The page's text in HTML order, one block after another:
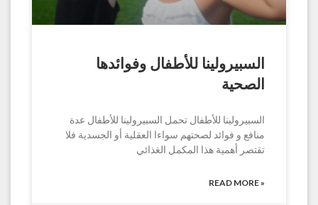
السبيرولينا للأطفال وفوائدها
الصحية
السبيرولينا للأطفال تحمل السبيرولينا للأطفال عدة
منافع و فوائد لصحتهم سواءا العقلية أو الجسدية فلا
تقتصر أهمية هذا المكمل الغذائي
READ MORE »